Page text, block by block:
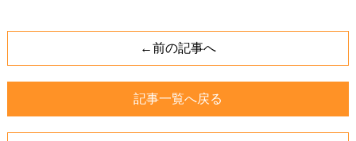
←前の記事へ
記事一覧へ戻る